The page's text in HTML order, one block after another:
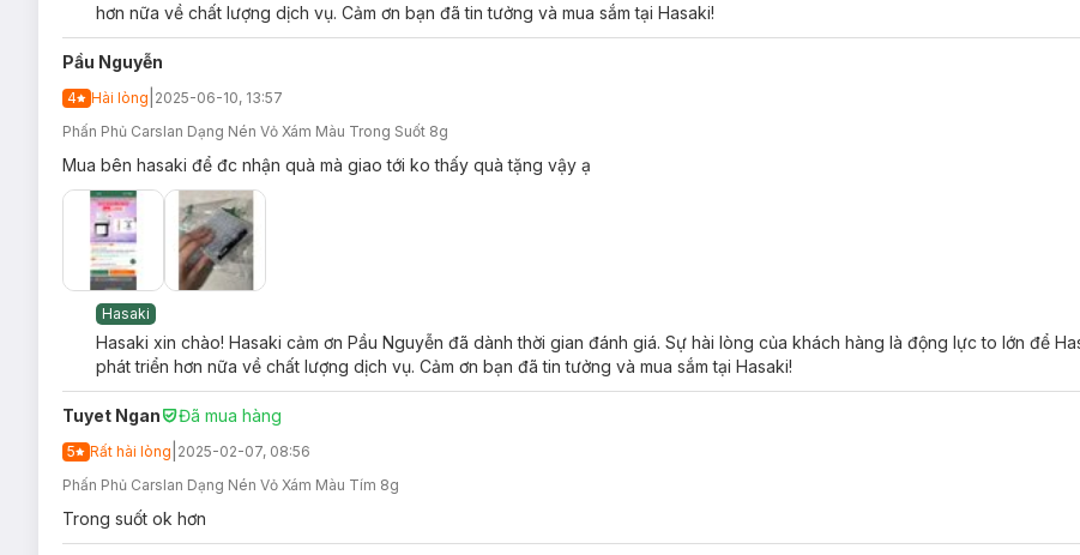
hơn nữa về chất lượng dịch vụ. Cảm ơn bạn đã tin tưởng và mua sắm tại Hasaki!
Pầu Nguyễn
4 Hài lòng 2025-06-10, 13:57
Phấn Phủ Carslan Dạng Nén Vỏ Xám Màu Trong Suốt 8g
Mua bên hasaki để đc nhận quà mà giao tới ko thấy quà tặng vậy ạ
Hasaki
Hasaki xin chào! Hasaki cảm ơn Pầu Nguyễn đã dành thời gian đánh giá. Sự hài lòng của khách hàng là động lực to lớn để
phát triển hơn nữa về chất lượng dịch vụ. Cảm ơn bạn đã tin tưởng và mua sắm tại Hasaki!
Tuyet Ngan Đã mua hàng
5 Rất hài lòng 2025-02-07, 08:56
Phấn Phủ Carslan Dạng Nén Vỏ Xám Màu Tím 8g
Trong suốt ok hơn